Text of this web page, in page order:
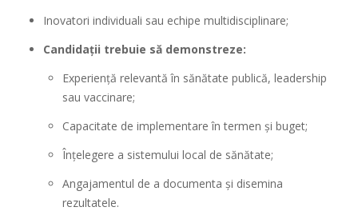
Inovatori individuali sau echipe multidisciplinare;
Candidații trebuie să demonstreze:
Experiență relevantă în sănătate publică, leadership
sau vaccinare;
Capacitate de implementare în termen și buget;
Înțelegere a sistemului local de sănătate;
Angajamentul de a documenta și disemina
rezultatele.